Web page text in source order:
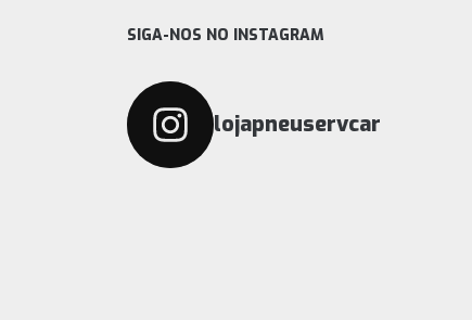
SIGA-NOS NO INSTAGRAM
lojapneuservcar